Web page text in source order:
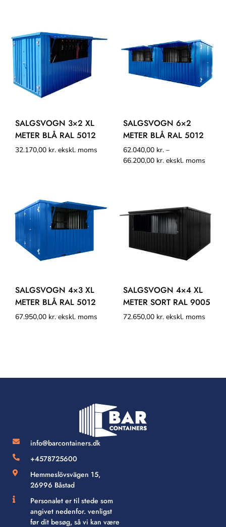
SALGSVOGN 3×2 XL
METER BLÅ RAL 5012
32.170,00 kr. ekskl. moms
SALGSVOGN 6×2
METER BLÅ RAL 5012
62.040,00 kr. –
66.200,00 kr. ekskl. moms
SALGSVOGN 4×3 XL
METER BLÅ RAL 5012
67.950,00 kr. ekskl. moms
SALGSVOGN 4×4 XL
METER SORT RAL 9005
72.650,00 kr. ekskl. moms
info@barcontainers.dk
+4578725600
Hemmeslövsvägen 15,
26996 Båstad
Personalet er til stede som
angivet nedenfor. venligst
før dit besøg, så vi kan være